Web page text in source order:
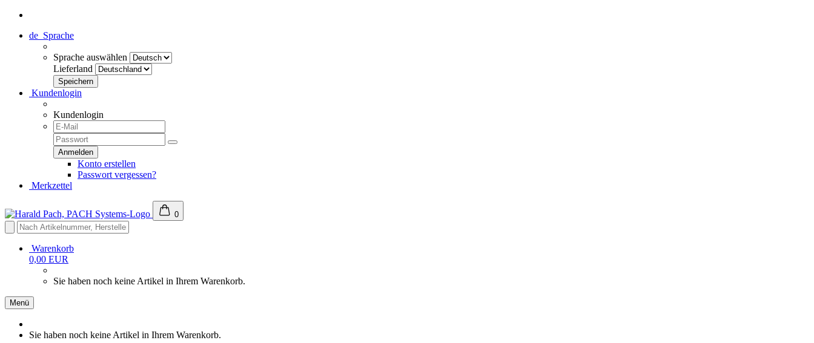
de Sprache
Sprache auswählen
Lieferland
Kundenlogin
Kundenlogin
Konto erstellen
Passwort vergessen?
Merkzettel
0
Warenkorb
0,00 EUR
Sie haben noch keine Artikel in Ihrem Warenkorb.
Menü
Sie haben noch keine Artikel in Ihrem Warenkorb.